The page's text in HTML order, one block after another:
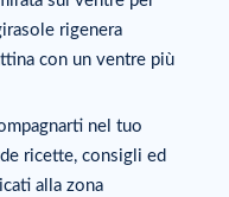
rigenera
con un ventre più
nel tuo
ricette, consigli ed
alla zona